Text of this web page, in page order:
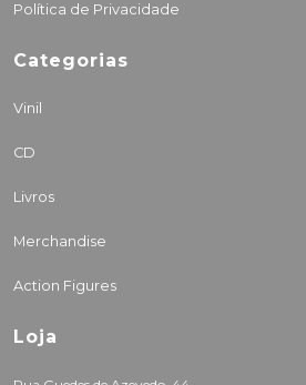
Política de Privacidade
Categorias
Vinil
CD
Livros
Merchandise
Action Figures
Loja